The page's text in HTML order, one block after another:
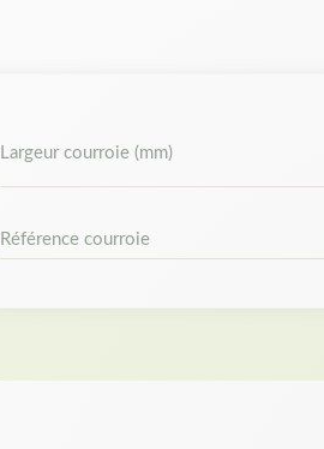
Largeur courroie (mm)
Référence courroie